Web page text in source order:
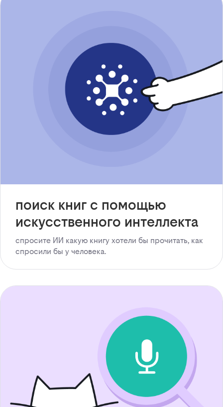
поиск книг с помощью
искусственного интеллекта
спросите ИИ какую книгу хотели бы прочитать, как
спросили бы у человека.